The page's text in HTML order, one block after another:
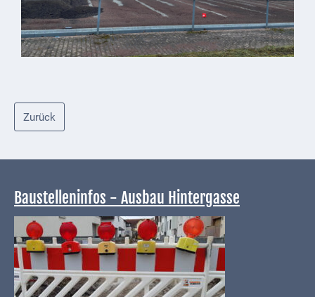
Gastronomie
und
Caterer
Ferienwohnungen
Handwerk
Dienstleister
Vereine &
Zurück
Baustelleninfos - Ausbau Hintergasse